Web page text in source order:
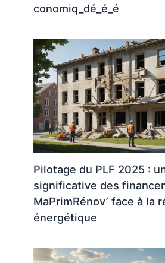
conomiq_dé_é_é
Pilotage du PLF 2025 :
significative des
MaPrimRénov’ face à la
énergétique